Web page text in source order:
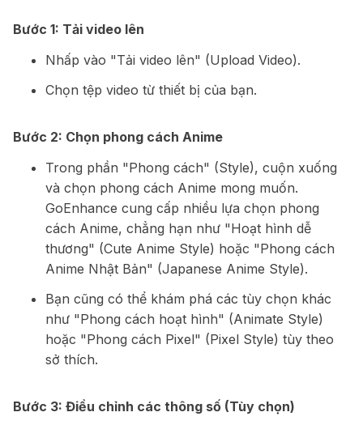
Bước 1: Tải video lên
Nhấp vào "Tải video lên" (Upload Video).
Chọn tệp video từ thiết bị của bạn.
Bước 2: Chọn phong cách Anime
Trong phần "Phong cách" (Style), cuộn xuống
và chọn phong cách Anime mong muốn.
GoEnhance cung cấp nhiều lựa chọn phong
cách Anime, chẳng hạn như "Hoạt hình dễ
thương" (Cute Anime Style) hoặc "Phong cách
Anime Nhật Bản" (Japanese Anime Style).
Bạn cũng có thể khám phá các tùy chọn khác
như "Phong cách hoạt hình" (Animate Style)
hoặc "Phong cách Pixel" (Pixel Style) tùy theo
sở thích.
Bước 3: Điều chỉnh các thông số (Tùy chọn)